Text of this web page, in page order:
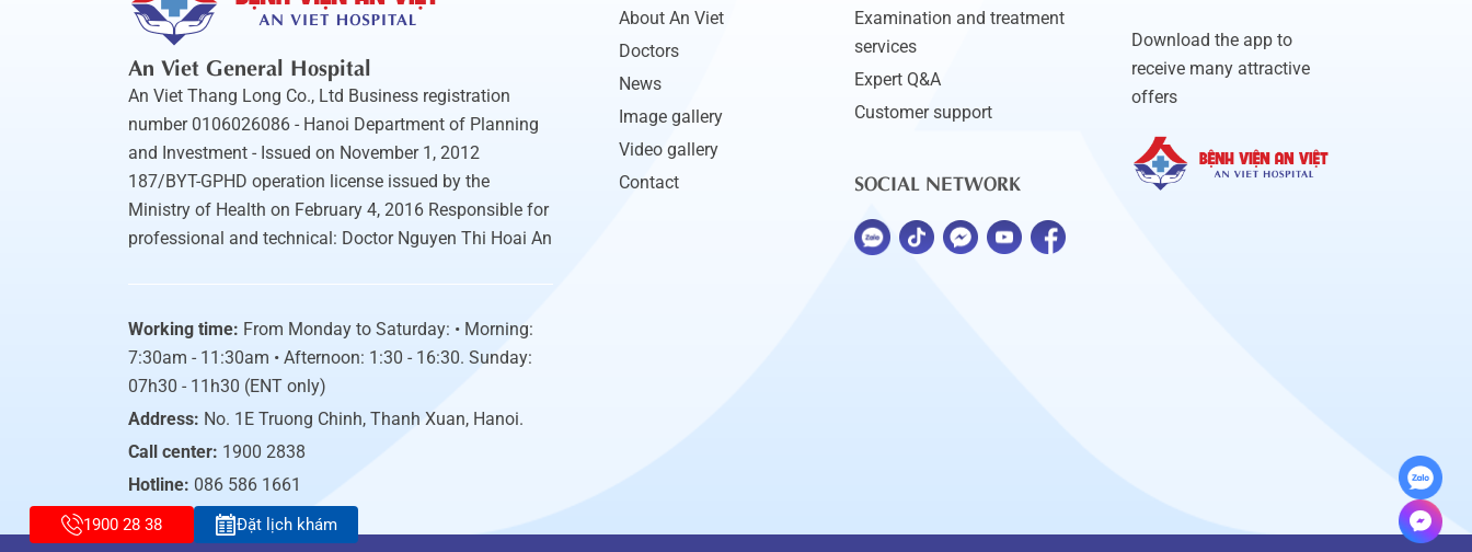
An Viet General Hospital
An Viet Thang Long Co., Ltd Business registration
number 0106026086 - Hanoi Department of Planning
and Investment - Issued on November 1, 2012
187/BYT-GPHD operation license issued by the
Ministry of Health on February 4, 2016 Responsible for
professional and technical: Doctor Nguyen Thi Hoai An
Working time: From Monday to Saturday: • Morning:
7:30am - 11:30am • Afternoon: 1:30 - 16:30. Sunday:
07h30 - 11h30 (ENT only)
Address: No. 1E Truong Chinh, Thanh Xuan, Hanoi.
Call center: 1900 2838
Hotline: 086 586 1661
About An Viet
Doctors
News
Image gallery
Video gallery
Contact
Examination and treatment
services
Expert Q&A
Customer support
SOCIAL NETWORK
Download the app to
receive many attractive
offers
1900 28 38 Đặt lịch khám